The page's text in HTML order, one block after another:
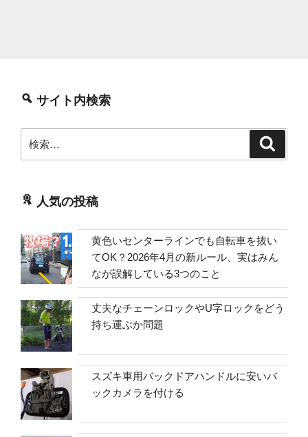
サイト内検索
索:
人気の投稿
黄色いセンターラインでも自転車を抜い
てOK？2026年4月の新ルール、実はみん
なが誤解している3つのこと
丈夫なチェーンロックやU字ロックをどう
持ち運ぶか問題
スズキ車用バックドアハンドルに安いバ
ックカメラを付ける